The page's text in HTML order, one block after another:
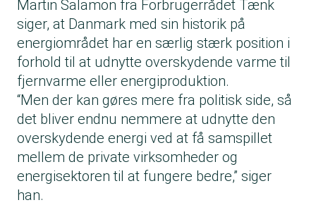
Martin Salamon fra Forbrugerrådet Tænk
siger, at Danmark med sin historik på
energiområdet har en særlig stærk position i
forhold til at udnytte overskydende varme til
fjernvarme eller energiproduktion.
“Men der kan gøres mere fra politisk side, så
det bliver endnu nemmere at udnytte den
overskydende energi ved at få samspillet
mellem de private virksomheder og
energisektoren til at fungere bedre,” siger
han.